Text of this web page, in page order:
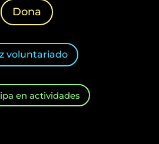
Dona
voluntariado
en actividades